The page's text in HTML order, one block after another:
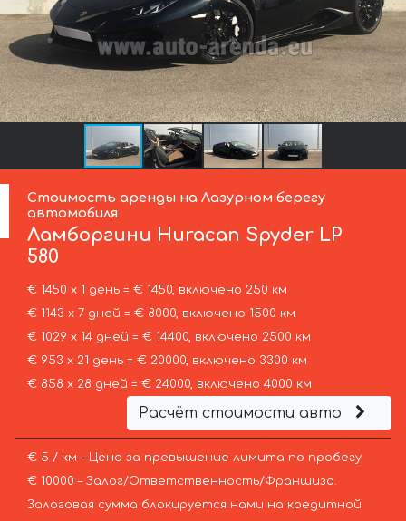
Стоимость аренды на Лазурном берегу
автомобиля
Ламборгини Huracan Spyder LP
580
€ 1450 х 1 день = € 1450, включено 250 км
€ 1143 х 7 дней = € 8000, включено 1500 км
€ 1029 х 14 дней = € 14400, включено 2500 км
€ 953 х 21 день = € 20000, включено 3300 км
€ 858 х 28 дней = € 24000, включено 4000 км
Расчёт стоимости авто
€ 5 / км – Цена за превышение лимита по пробегу
€ 10000 – Залог/Ответственность/Франшиза.
Залоговая сумма блокируется нами на кредитной